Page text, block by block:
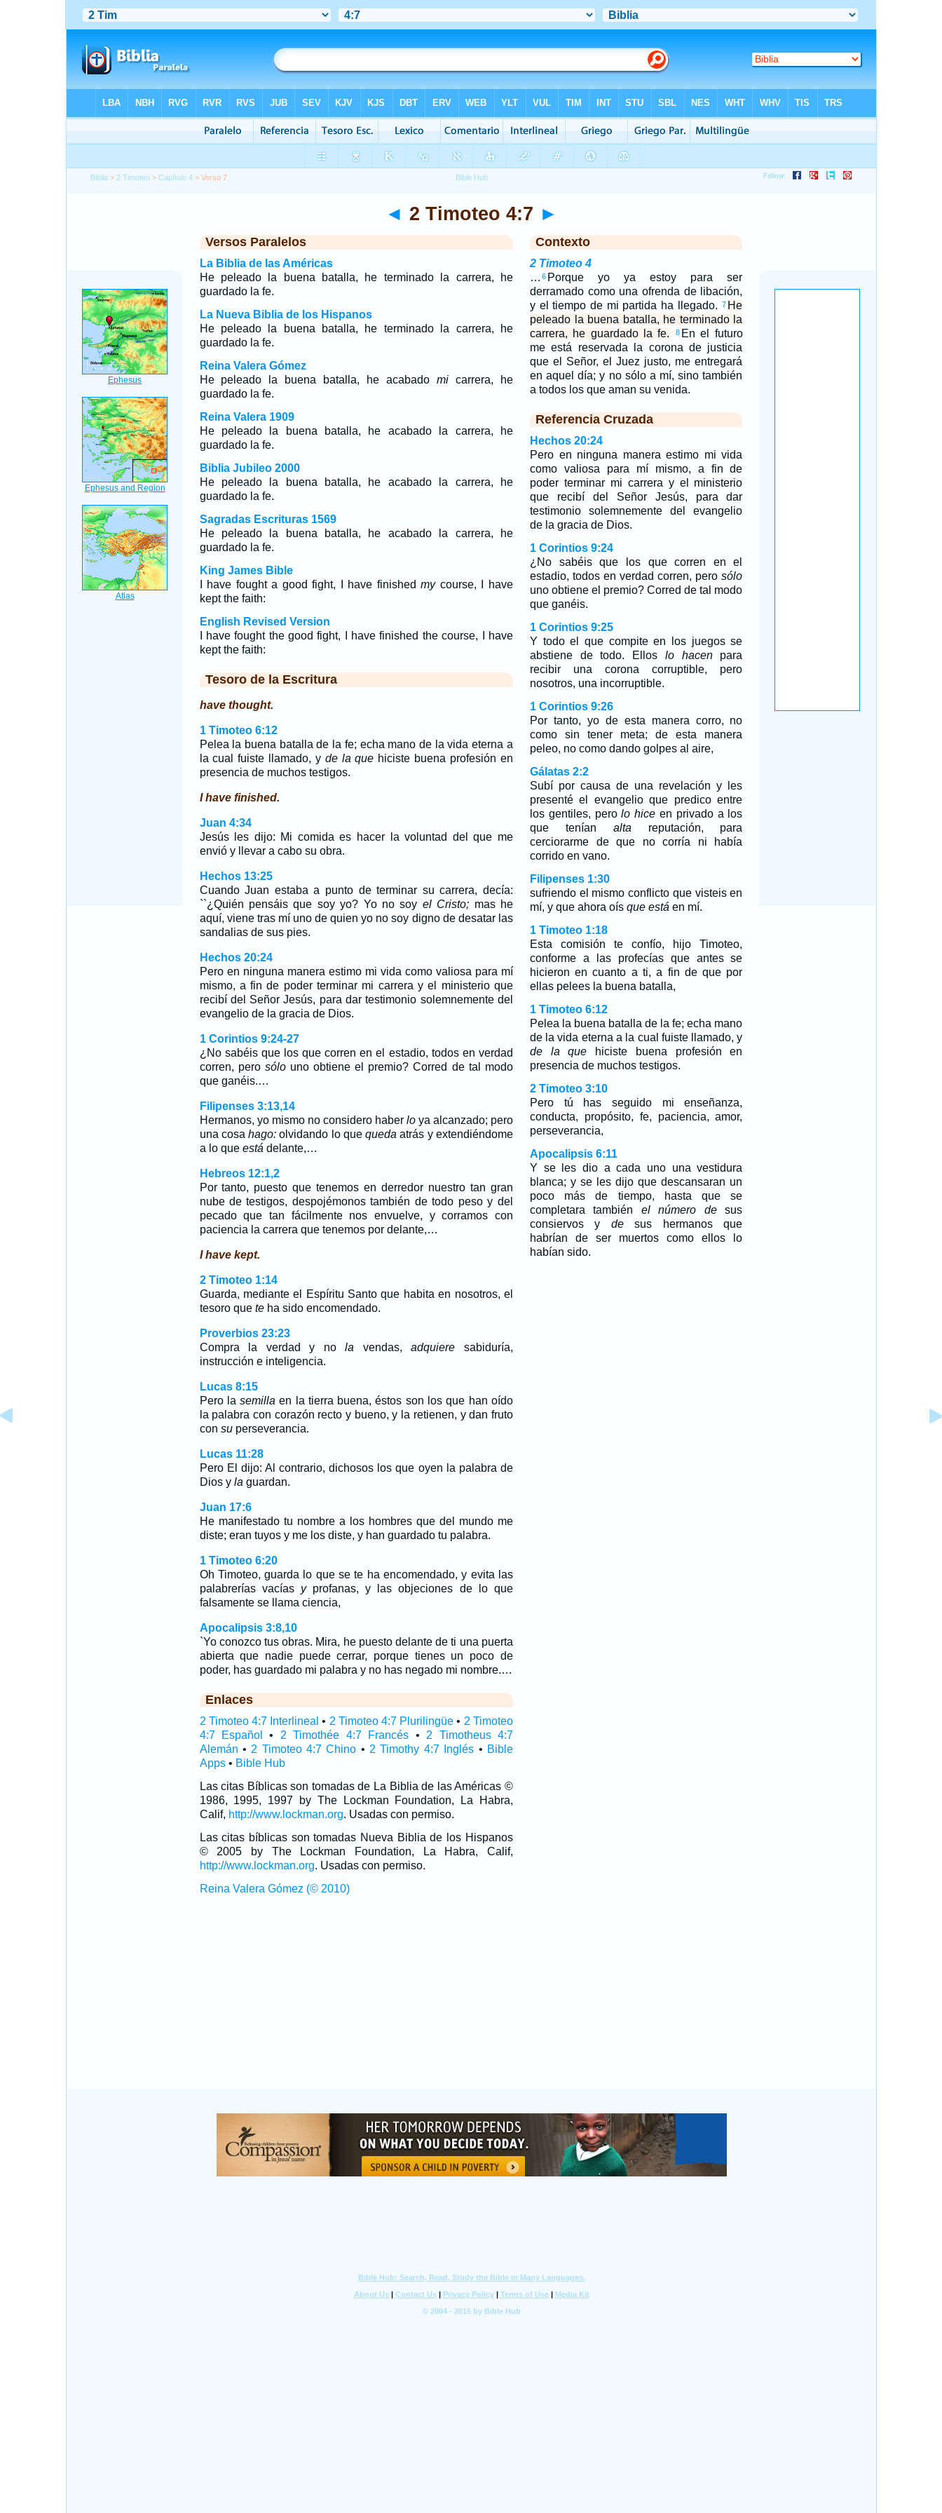
Biblia > 2 Timoteo >Capítulo 4 > Verso 7
◄ 2 Timoteo 4:7 ►
Versos Paralelos
La Biblia de las Américas
He peleado la buena batalla, he terminado la carrera, he
guardado la fe.
La Nueva Biblia de los Hispanos
He peleado la buena batalla, he terminado la carrera, he
guardado la fe.
Reina Valera Gómez
He peleado la buena batalla, he acabadomi carrera, he
guardado la fe.
Reina Valera 1909
He peleado la buena batalla, he acabado la carrera, he
guardado la fe.
Biblia Jubileo 2000
He peleado la buena batalla, he acabado la carrera, he
guardado la fe.
Sagradas Escrituras 1569
He peleado la buena batalla, he acabado la carrera, he
guardado la fe.
King James Bible
I have fought a good fight, I have finishedmycourse, I have
kept the faith:
English Revised Version
I have fought the good fight, I have finished the course, I have
kept the faith:
Tesoro de la Escritura
have thought.
1 Timoteo 6:12
Pelea la buena batalla de la fe; echa mano de la vida eterna a
la cual fuiste llamado, y de la que hiciste buena profesión en
presencia de muchos testigos.
I have finished.
Juan 4:34
Jesús les dijo: Mi comida es hacer la voluntad del que me
envió y llevar a cabo su obra.
Hechos 13:25
Cuando Juan estaba a punto de terminar su carrera, decía:
``¿Quién pensáis que soy yo? Yo no soy el Cristo; mas he
aquí, viene tras mí uno de quien yo no soy digno de desatar las
sandalias de sus pies.
Hechos 20:24
Pero en ninguna manera estimo mi vida como valiosa para mí
mismo, a fin de poder terminar mi carrera y el ministerio que
recibí del Señor Jesús, para dar testimonio solemnemente del
evangelio de la gracia de Dios.
1 Corintios 9:24-27
¿No sabéis que los que corren en el estadio, todos en verdad
corren, pero sólouno obtiene el premio? Corred de tal modo
que ganéis.…
Filipenses 3:13,14
Hermanos, yo mismo no considero haber loya alcanzado; pero
una cosahago: olvidando lo quequeda atrás y extendiéndome
a lo que está delante,…
Hebreos 12:1,2
Por tanto, puesto que tenemos en derredor nuestro tan gran
nube de testigos, despojémonos también de todo peso y del
pecado que tan fácilmente nos envuelve, y corramos con
paciencia la carrera que tenemos por delante,…
I have kept.
2 Timoteo 1:14
Guarda, mediante el Espíritu Santo que habita en nosotros, el
tesoro que teha sido encomendado.
Proverbios 23:23
Compra la verdad y nola vendas,adquiere sabiduría,
instrucción e inteligencia.
Lucas 8:15
Pero lasemilla en la tierra buena, éstos son los que han oído
la palabra con corazón recto y bueno, y la retienen, y dan fruto
con superseverancia.
Lucas 11:28
Pero El dijo: Al contrario, dichosos los que oyen la palabra de
Dios y la guardan.
Juan 17:6
He manifestado tu nombre a los hombres que del mundo me
diste; eran tuyos y me los diste, y han guardado tu palabra.
1 Timoteo 6:20
Oh Timoteo, guarda lo que se te ha encomendado, y evita las
palabrerías vacías yprofanas, y las objeciones de lo que
falsamente se llama ciencia,
Apocalipsis 3:8,10
`Yo conozco tus obras. Mira, he puesto delante de ti una puerta
abierta que nadie puede cerrar, porque tienes un poco de
poder, has guardado mi palabra y no has negado mi nombre.…
Enlaces
2 Timoteo 4:7 Interlineal • 2 Timoteo 4:7 Plurilingüe • 2 Timoteo
4:7 Español
• 2 Timothée 4:7 Francés • 2 Timotheus 4:7
Alemán • 2 Timoteo 4:7 Chino • 2 Timothy 4:7 Inglés • Bible
Apps• Bible Hub
Las citas Bíblicas son tomadas de La Biblia de las Américas ©
1986, 1995, 1997 by The Lockman Foundation, La Habra,
Calif, http://www.lockman.org. Usadas con permiso.
Las citas bíblicas son tomadas Nueva Biblia de los Hispanos
© 2005 by The Lockman Foundation, La Habra, Calif,
http://www.lockman.org. Usadas con permiso.
Reina Valera Gómez (© 2010)
Contexto
2 Timoteo 4
… 6 Porque yo ya estoy para ser
derramado como una ofrenda de libación,
y el tiempo de mi partida ha llegado.
7 He
peleado la buena batalla, he terminado la
carrera, he guardado la fe.
8 En el futuro
me está reservada la corona de justicia
que el Señor, el Juez justo, me entregará
en aquel día; y no sólo a mí, sino también
a todos los que aman su venida.
Referencia Cruzada
Hechos 20:24
Pero en ninguna manera estimo mi vida
como valiosa para mí mismo, a fin de
poder terminar mi carrera y el ministerio
que recibí del Señor Jesús, para dar
testimonio solemnemente del evangelio
de la gracia de Dios.
1 Corintios 9:24
¿No sabéis que los que corren en el
estadio, todos en verdad corren, perosólo
uno obtiene el premio? Corred de tal modo
que ganéis.
1 Corintios 9:25
Y todo el que compite en los juegos se
abstiene de todo. Ellos lo hacenpara
recibir una corona corruptible, pero
nosotros, una incorruptible.
1 Corintios 9:26
Por tanto, yo de esta manera corro, no
como sin tener meta; de esta manera
peleo, no como dando golpes al aire,
Gálatas 2:2
Subí por causa de una revelación y les
presenté el evangelio que predico entre
los gentiles, perolo hice en privado a los
que tenían alta reputación, para
cerciorarme de que no corría ni había
corrido en vano.
Filipenses 1:30
sufriendo el mismo conflicto que visteis en
mí, y que ahora oís que está en mí.
1 Timoteo 1:18
Esta comisión te confío, hijo Timoteo,
conforme a las profecías que antes se
hicieron en cuanto a ti, a fin de que por
ellas pelees la buena batalla,
1 Timoteo 6:12
Pelea la buena batalla de la fe; echa mano
de la vida eterna a la cual fuiste llamado, y
de la que hiciste buena profesión en
presencia de muchos testigos.
2 Timoteo 3:10
Pero tú has seguido mi enseñanza,
conducta, propósito, fe, paciencia, amor,
perseverancia,
Apocalipsis 6:11
Y se les dio a cada uno una vestidura
blanca; y se les dijo que descansaran un
poco más de tiempo, hasta que se
completara también el número desus
consiervos y desus hermanos que
habrían de ser muertos como ellos lo
habían sido.